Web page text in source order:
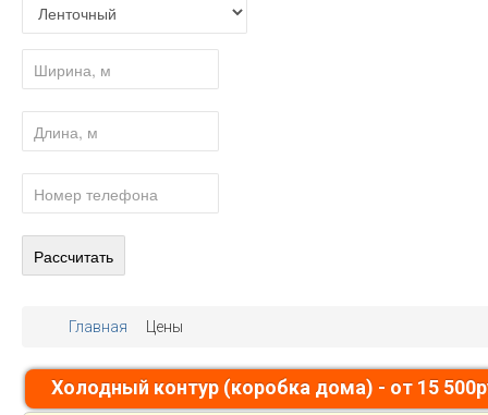
Главная Цены
Холодный контур (коробка дома) - от 15